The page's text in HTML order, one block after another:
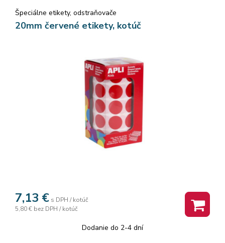
Špeciálne etikety, odstraňovače
20mm červené etikety, kotúč
7,13 € s DPH / kotúč
5,80 € bez DPH / kotúč
Dodanie do 2-4 dní